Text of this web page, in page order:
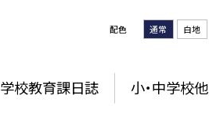
配色 通常 白地
学校教育課日誌 小・中学校他